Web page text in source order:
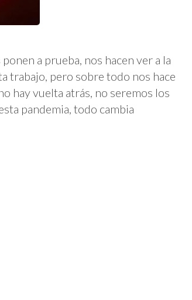
a prueba, nos hacen ver a la
trabajo, pero sobre todo nos hace
hay vuelta atrás, no seremos los
pandemia, todo cambia